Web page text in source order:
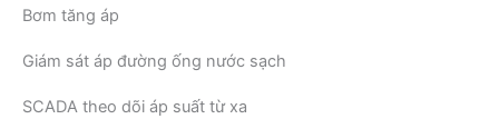
Bơm tăng áp
Giám sát áp đường ống nước sạch
SCADA theo dõi áp suất từ xa